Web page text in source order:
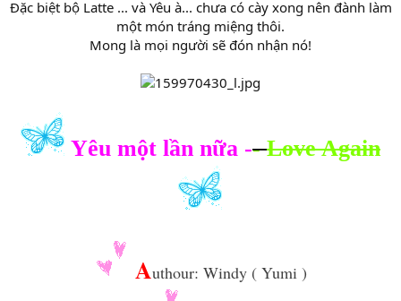
Đặc biệt bộ Latte ... và Yêu à... chưa có cày xong nên đành làm
một món tráng miệng thôi.
Mong là mọi người sẽ đón nhận nó!
Yêu một lần nữa -- Love Again
Authour: Windy ( Yumi )